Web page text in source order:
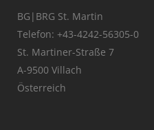
BG|BRG St. Martin
Telefon: +43-4242-56305-0
St. Martiner-Straße 7
A-9500 Villach
Österreich